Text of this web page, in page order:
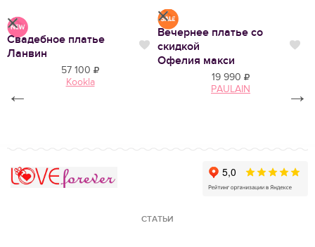
Нравится
Свадебное платье
Ланвин
Нравится
57 100
Kookla
Вечернее платье со
скидкой
Офелия макси
19 990
PAULAIN
← →
СТАТЬИ